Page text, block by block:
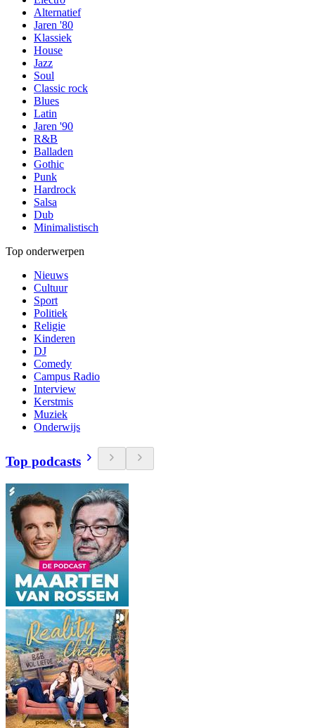
Alternatief
Jaren '80
Klassiek
House
Jazz
Soul
Classic rock
Blues
Latin
Jaren '90
R&B
Balladen
Gothic
Punk
Hardrock
Salsa
Dub
Minimalistisch
Top onderwerpen
Nieuws
Cultuur
Sport
Politiek
Religie
Kinderen
DJ
Comedy
Campus Radio
Interview
Kerstmis
Muziek
Onderwijs
Top podcasts